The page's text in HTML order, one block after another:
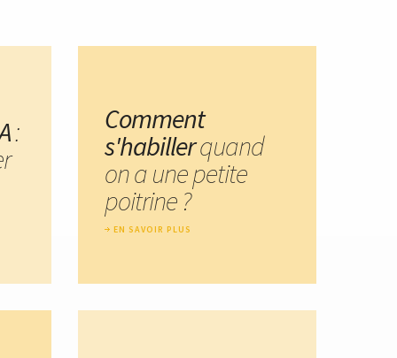
:
Comment
s'habillerquand
on a une petite
poitrine ?
EN SAVOIR PLUS